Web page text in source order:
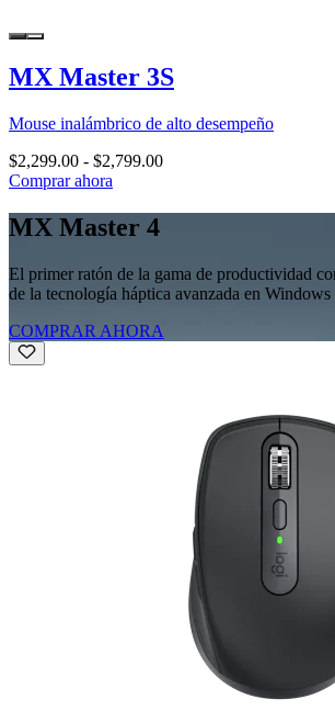
MX Master 3S
Mouse inalámbrico de alto desempeño
$2,299.00 - $2,799.00
Comprar ahora
MX Master 4
El primer ratón de la gama de productividad
de la tecnología háptica avanzada en Windows
COMPRAR AHORA